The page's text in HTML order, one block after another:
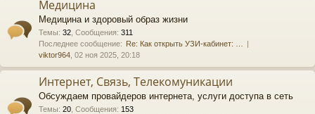
Медицина
Медицина и здоровый образ жизни
Темы: 32 Сообщения: 311
Последнее сообщение: Re: Как открыть УЗИ-кабинет: …
viktor964 , 02 ноя 2025, 20:18
Интернет, Связь, Телекомуникации
Обсуждаем провайдеров интернета, услуги доступа в сеть
Темы: 20 Сообщения: 153